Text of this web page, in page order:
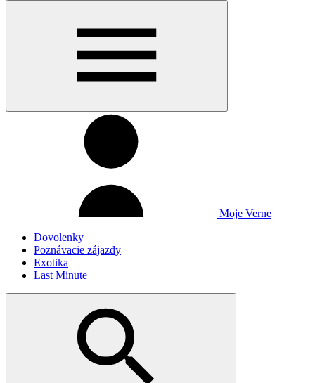
Moje Verne
Dovolenky
Poznávacie zájazdy
Exotika
Last Minute